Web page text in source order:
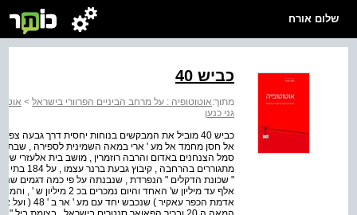
שלום אורח
כביש 40
מתוך:אוטוטופיה : על מרחב הביניים הפרוורי בישראל >
גני כנען
כביש 40 מוביל את המבקשים בנוחות יחסית דרך
אלף עד מיליון ש' האחד